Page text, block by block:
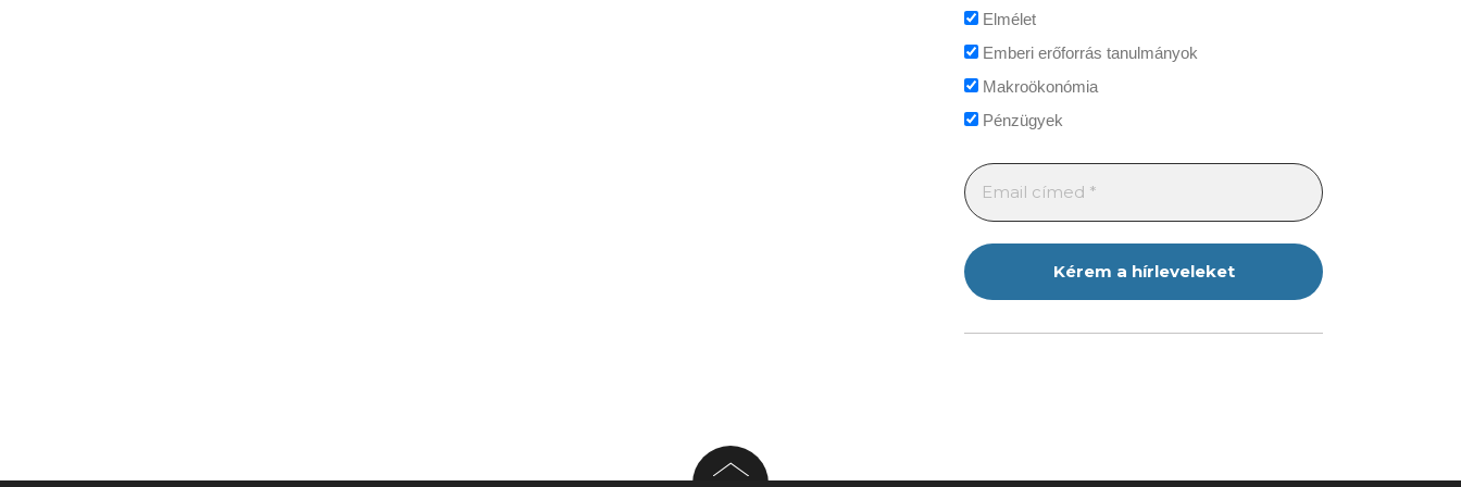
Elmélet
Emberi erőforrás tanulmányok
Makroökonómia
Pénzügyek